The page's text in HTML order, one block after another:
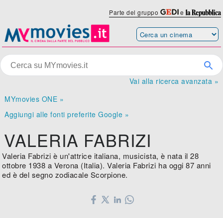
Parte del gruppo e
Vai alla ricerca avanzata »
MYmovies ONE »
Aggiungi alle fonti preferite Google »
VALERIA FABRIZI
Valeria Fabrizi è un'attrice italiana, musicista, è nata il 28
ottobre 1938 a Verona (Italia). Valeria Fabrizi ha oggi 87 anni
ed è del segno zodiacale Scorpione.